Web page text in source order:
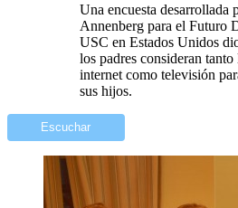
Una encuesta desarrollada
Annenberg para el Futuro
USC en Estados Unidos
los padres consideran tanto
internet como televisión
sus hijos.
Escuchar